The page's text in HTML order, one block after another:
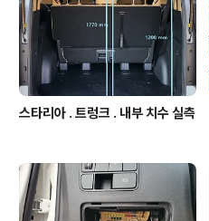
스타리아 . 트렁크 . 내부 치수 실측